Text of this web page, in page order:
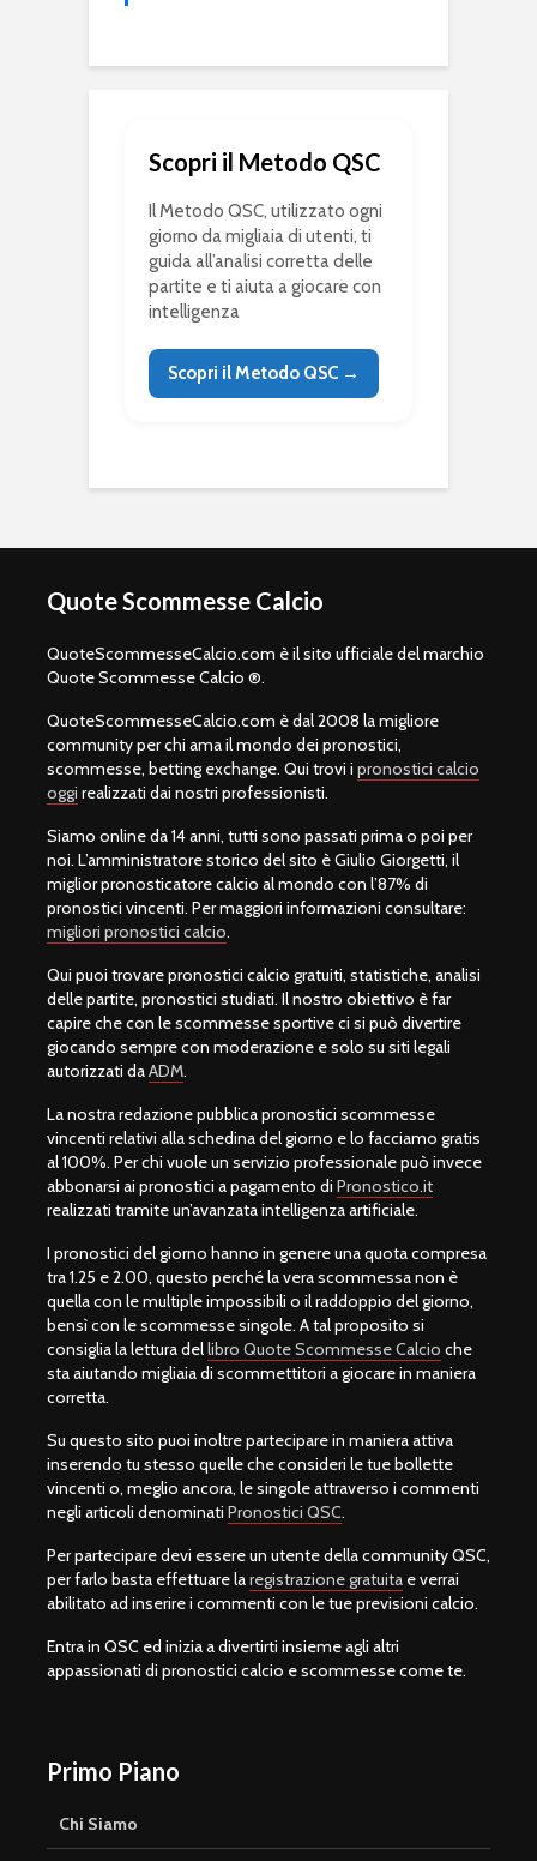
Scopri il Metodo QSC
Il Metodo QSC, utilizzato ogni
giorno da migliaia di utenti, ti
guida all’analisi corretta delle
partite e ti aiuta a giocare con
intelligenza
Scopri il Metodo QSC →
Quote Scommesse Calcio
QuoteScommesseCalcio.com è il sito ufficiale del marchio
Quote Scommesse Calcio ®.
QuoteScommesseCalcio.com è dal 2008 la migliore
community per chi ama il mondo dei pronostici,
scommesse, betting exchange. Qui trovi i pronostici calcio
oggi realizzati dai nostri professionisti.
Siamo online da 14 anni, tutti sono passati prima o poi per
noi. L’amministratore storico del sito è Giulio Giorgetti, il
miglior pronosticatore calcio al mondo con l’87% di
pronostici vincenti. Per maggiori informazioni consultare:
migliori pronostici calcio.
Qui puoi trovare pronostici calcio gratuiti, statistiche, analisi
delle partite, pronostici studiati. Il nostro obiettivo è far
capire che con le scommesse sportive ci si può divertire
giocando sempre con moderazione e solo su siti legali
autorizzati daADM.
La nostra redazione pubblica pronostici scommesse
vincenti relativi alla schedina del giorno e lo facciamo gratis
al 100%. Per chi vuole un servizio professionale può invece
abbonarsi ai pronostici a pagamento di Pronostico.it
realizzati tramite un’avanzata intelligenza artificiale.
I pronostici del giorno hanno in genere una quota compresa
tra 1.25 e 2.00, questo perché la vera scommessa non è
quella con le multiple impossibili o il raddoppio del giorno,
bensì con le scommesse singole. A tal proposito si
consiglia la lettura dellibro Quote Scommesse Calcio che
sta aiutando migliaia di scommettitori a giocare in maniera
corretta.
Su questo sito puoi inoltre partecipare in maniera attiva
inserendo tu stesso quelle che consideri le tue bollette
vincenti o, meglio ancora, le singole attraverso i commenti
negli articoli denominati Pronostici QSC.
Per partecipare devi essere un utente della community QSC,
per farlo basta effettuare laregistrazione gratuita e verrai
abilitato ad inserire i commenti con le tue previsioni calcio.
Entra in QSC ed inizia a divertirti insieme agli altri
appassionati di pronostici calcio e scommesse come te.
Primo Piano
Chi Siamo